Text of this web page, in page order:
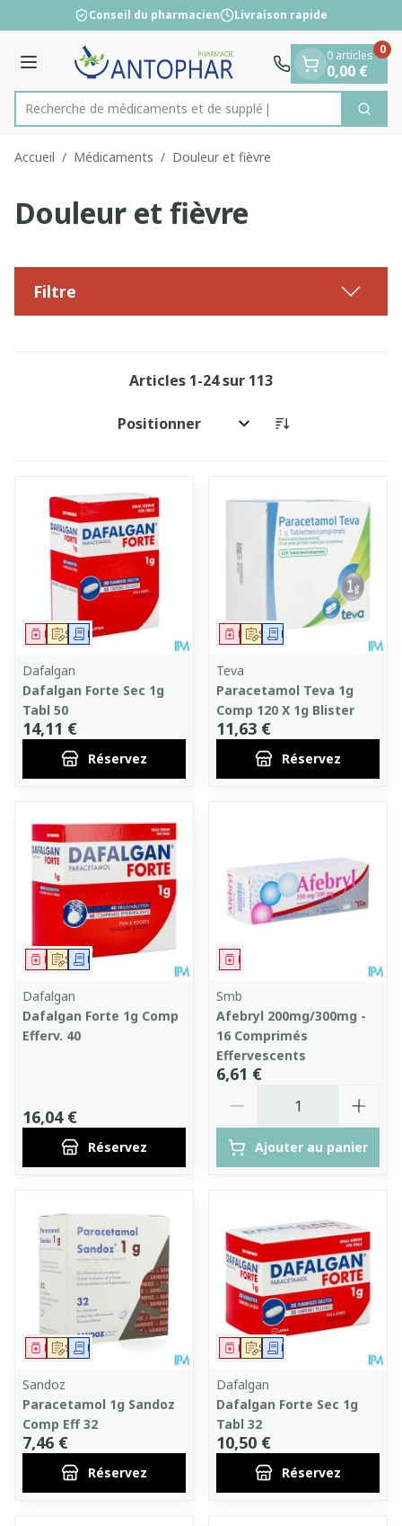
Aller au contenu
1 de 1
Conseil du pharmacien Livraison rapide
Menu
Rechercher
Recherche de mé
0 articles
0,00 €
0
Accueil / Médicaments / Douleur et fièvre
Douleur et fièvre
Filtre
Articles 1-24sur 113
Trier par:
Sur prescription
MédicamentDemande écrite
Dafalgan
Dafalgan Forte Sec 1g
Tabl 50
14,11 €
Réservez
Sur prescription
MédicamentDemande écrite
Teva
Paracetamol Teva 1g
Comp 120 X 1g Blister
11,63 €
Réservez
Sur prescription
MédicamentDemande écrite
Dafalgan
Dafalgan Forte 1g Comp
Efferv. 40
16,04 €
Réservez
Médicament
Smb
Afebryl 200mg/300mg -
16 Comprimés
Effervescents
6,61 €
Ajouter au panier
Sur prescription
MédicamentDemande écrite
Sandoz
Paracetamol 1g Sandoz
Comp Eff 32
7,46 €
Réservez
Sur prescription
MédicamentDemande écrite
Dafalgan
Dafalgan Forte Sec 1g
Tabl 32
10,50 €
Réservez